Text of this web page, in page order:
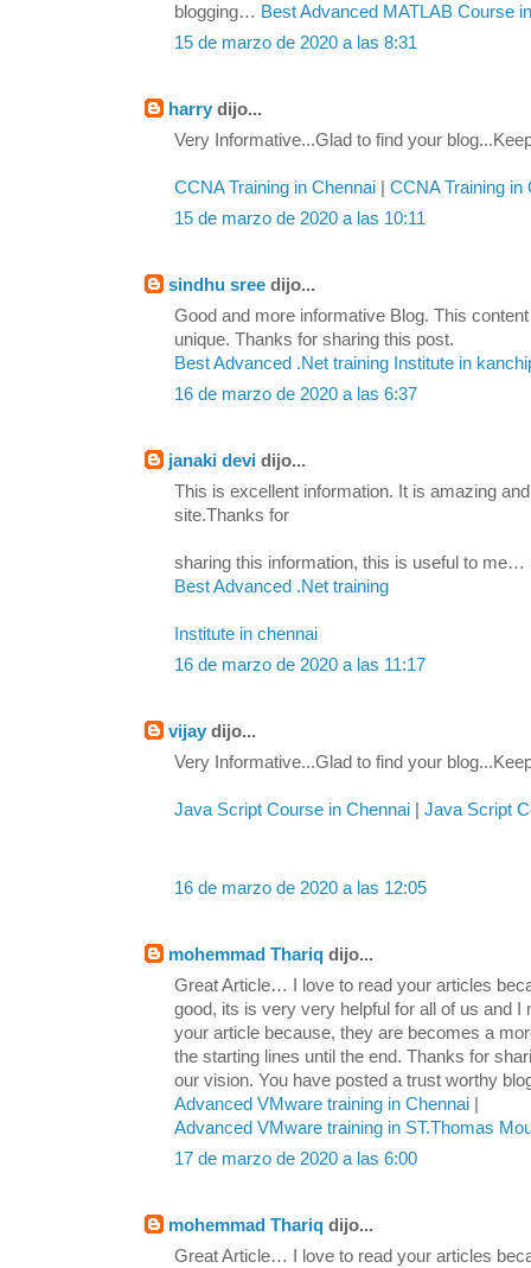
blogging… Best Advanced MATLAB Course
15 de marzo de 2020 a las 8:31
harry dijo...
Very Informative...Glad to find your
CCNA Training in Chennai
CCNA Training in
15 de marzo de 2020 a las 10:11
sindhu sree dijo...
Good and more informative Blog. This
unique. Thanks for sharing this post.
Best Advanced .Net training Institute in
16 de marzo de 2020 a las 6:37
janaki devi dijo...
This is excellent information. It is amazing
site.Thanks for
sharing this information, this is useful to me…
Best Advanced .Net training
Institute in chennai
16 de marzo de 2020 a las 11:17
vijay dijo...
Very Informative...Glad to find your
Java Script Course in Chennai Java Script
16 de marzo de 2020 a las 12:05
mohemmad Thariq dijo...
Great Article… I love to read your articles
good, its is very very helpful for all of us and I
your article because, they are becomes a
the starting lines until the end. Thanks for
our vision. You have posted a trust worthy
Advanced VMware training in Chennai
Advanced VMware training in ST.Thomas
17 de marzo de 2020 a las 6:00
mohemmad Thariq dijo...
Great Article… I love to read your articles